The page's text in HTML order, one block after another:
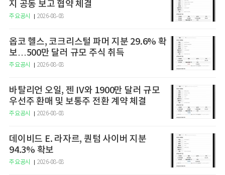
지 공동 보고 협약 체결
주요공시 2026-08-08
옵코 헬스, 코크리스털 파머 지분 29.6% 확
보…500만 달러 규모 주식 취득
주요공시 2026-08-08
바탈리언 오일, 젠 IV와 1900만 달러 규모
우선주 환매 및 보통주 전환 계약 체결
주요공시 2026-08-08
데이비드 E. 라자르, 퀀텀 사이버 지분
94.3% 확보
주요공시 2026-08-08